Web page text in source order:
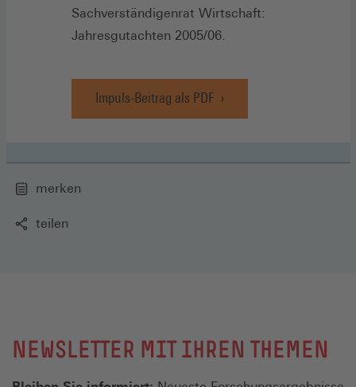
Sachverständigenrat Wirtschaft:
Jahresgutachten 2005/06.
Impuls-Beitrag als PDF
(Öffnet
in
merken
teilen
NEWSLETTER MIT IHREN THEMEN